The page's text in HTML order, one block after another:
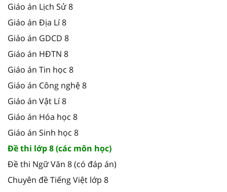
Giáo án Lịch Sử 8
Giáo án Địa Lí 8
Giáo án GDCD 8
Giáo án HĐTN 8
Giáo án Tin học 8
Giáo án Công nghệ 8
Giáo án Vật Lí 8
Giáo án Hóa học 8
Giáo án Sinh học 8
Đề thi lớp 8 (các môn học)
Đề thi Ngữ Văn 8 (có đáp án)
Chuyên đề Tiếng Việt lớp 8